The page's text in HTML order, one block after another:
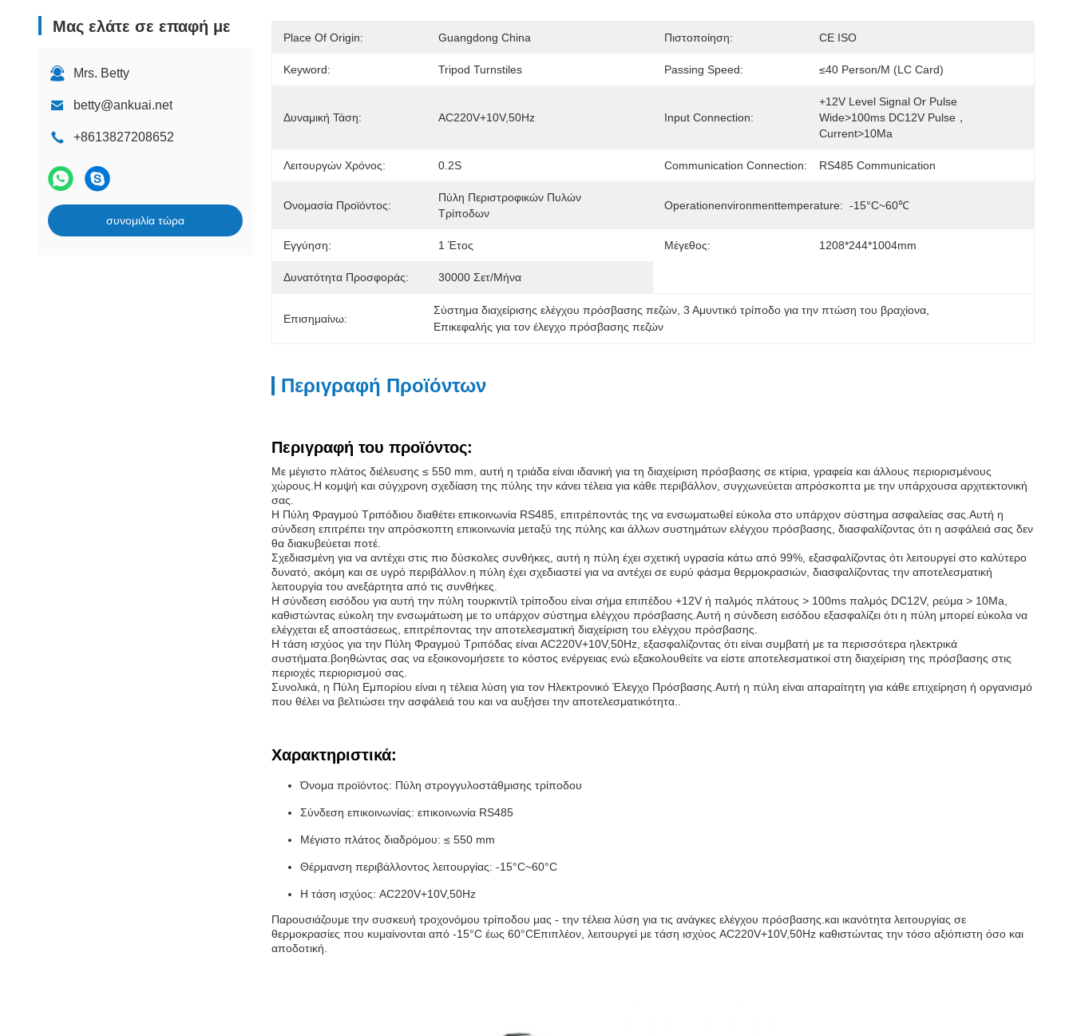
Μας ελάτε σε επαφή με
Mrs. Betty
betty@ankuai.net
+8613827208652
συνομιλία τώρα
Place Of Origin: Guangdong China Πιστοποίηση: CE ISO
Keyword: Tripod Turnstiles Passing Speed: ≤40 Person/m (lC Card)
Δυναμική Τάση: AC220V+10V,50Hz Input Connection:
+12V Level Signal Or Pulse
Wide>100ms DC12V Pulse，
Current>10Ma
Λειτουργών Χρόνος: 0.2S Communication Connection: RS485 Communication
Ονομασία Προϊόντος:
Πύλη Περιστροφικών Πυλών
Τρίποδων
Operationenvironmenttemperature: -15°C~60℃
Εγγύηση: 1 Έτος Μέγεθος: 1208*244*1004mm
Δυνατότητα Προσφοράς: 30000 Σετ/μήνα
Επισημαίνω:
Σύστημα διαχείρισης ελέγχου πρόσβασης πεζών , 3 Αμυντικό τρίποδο για την πτώση του βραχίονα
Επικεφαλής για τον έλεγχο πρόσβασης πεζών
Περιγραφή Προϊόντων
Περιγραφή του προϊόντος:
Με μέγιστο πλάτος διέλευσης ≤ 550 mm, αυτή η τριάδα είναι ιδανική για τη διαχείριση πρόσβασης σε κτίρια, γραφεία και άλλους περιορισμένους
χώρους.Η κομψή και σύγχρονη σχεδίαση της πύλης την κάνει τέλεια για κάθε περιβάλλον, συγχωνεύεται απρόσκοπτα με την υπάρχουσα αρχιτεκτονική
σας.
Η Πύλη Φραγμού Τριπόδιου διαθέτει επικοινωνία RS485, επιτρέποντάς της να ενσωματωθεί εύκολα στο υπάρχον σύστημα ασφαλείας σας.Αυτή η
σύνδεση επιτρέπει την απρόσκοπτη επικοινωνία μεταξύ της πύλης και άλλων συστημάτων ελέγχου πρόσβασης, διασφαλίζοντας ότι η ασφάλειά σας δεν
θα διακυβεύεται ποτέ.
Σχεδιασμένη για να αντέχει στις πιο δύσκολες συνθήκες, αυτή η πύλη έχει σχετική υγρασία κάτω από 99%, εξασφαλίζοντας ότι λειτουργεί στο καλύτερο
δυνατό, ακόμη και σε υγρό περιβάλλον.η πύλη έχει σχεδιαστεί για να αντέχει σε ευρύ φάσμα θερμοκρασιών, διασφαλίζοντας την αποτελεσματική
λειτουργία του ανεξάρτητα από τις συνθήκες.
Η σύνδεση εισόδου για αυτή την πύλη τουρκιντίλ τρίποδου είναι σήμα επιπέδου +12V ή παλμός πλάτους > 100ms παλμός DC12V, ρεύμα > 10Ma,
καθιστώντας εύκολη την ενσωμάτωση με το υπάρχον σύστημα ελέγχου πρόσβασης.Αυτή η σύνδεση εισόδου εξασφαλίζει ότι η πύλη μπορεί εύκολα να
ελέγχεται εξ αποστάσεως, επιτρέποντας την αποτελεσματική διαχείριση του ελέγχου πρόσβασης.
Η τάση ισχύος για την Πύλη Φραγμού Τριπόδας είναι AC220V+10V,50Hz, εξασφαλίζοντας ότι είναι συμβατή με τα περισσότερα ηλεκτρικά
συστήματα.βοηθώντας σας να εξοικονομήσετε το κόστος ενέργειας ενώ εξακολουθείτε να είστε αποτελεσματικοί στη διαχείριση της πρόσβασης στις
περιοχές περιορισμού σας.
Συνολικά, η Πύλη Εμπορίου είναι η τέλεια λύση για τον Ηλεκτρονικό Έλεγχο Πρόσβασης.Αυτή η πύλη είναι απαραίτητη για κάθε επιχείρηση ή οργανισμό
που θέλει να βελτιώσει την ασφάλειά του και να αυξήσει την αποτελεσματικότητα..
Χαρακτηριστικά:
Όνομα προϊόντος: Πύλη στρογγυλοστάθμισης τρίποδου
Σύνδεση επικοινωνίας: επικοινωνία RS485
Μέγιστο πλάτος διαδρόμου: ≤ 550 mm
Θέρμανση περιβάλλοντος λειτουργίας: -15°C~60°C
Η τάση ισχύος: AC220V+10V,50Hz
Παρουσιάζουμε την συσκευή τροχονόμου τρίποδου μας - την τέλεια λύση για τις ανάγκες ελέγχου πρόσβασης.και ικανότητα λειτουργίας σε
θερμοκρασίες που κυμαίνονται από -15°C έως 60°CΕπιπλέον, λειτουργεί με τάση ισχύος AC220V+10V,50Hz καθιστώντας την τόσο αξιόπιστη όσο και
αποδοτική.